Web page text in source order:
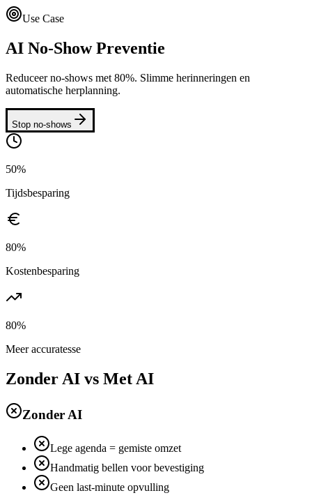
Use Case
AI No-Show Preventie
Reduceer no-shows met 80%. Slimme herinneringen en
automatische herplanning.
Stop no-shows
50%
Tijdsbesparing
80%
Kostenbesparing
80%
Meer accuratesse
Zonder AI vs Met AI
Zonder AI
Lege agenda = gemiste omzet
Handmatig bellen voor bevestiging
Geen last-minute opvulling